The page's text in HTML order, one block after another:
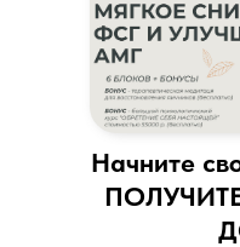
Начните